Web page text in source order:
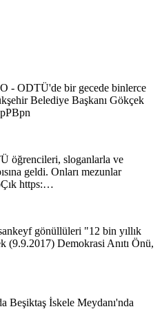
- ODTÜ'de bir gecede binlerce
Belediye Başkanı Gökçek
öğrencileri, sloganlarla ve
geldi. Onları mezunlar
https:…
gönüllüleri "12 bin yıllık
(9.9.2017) Demokrasi Anıtı Önü,
Beşiktaş İskele Meydanı'nda